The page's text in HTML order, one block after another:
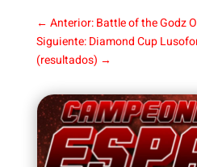
← Anterior: Battle of the Godz
Siguiente: Diamond Cup
(resultados) →